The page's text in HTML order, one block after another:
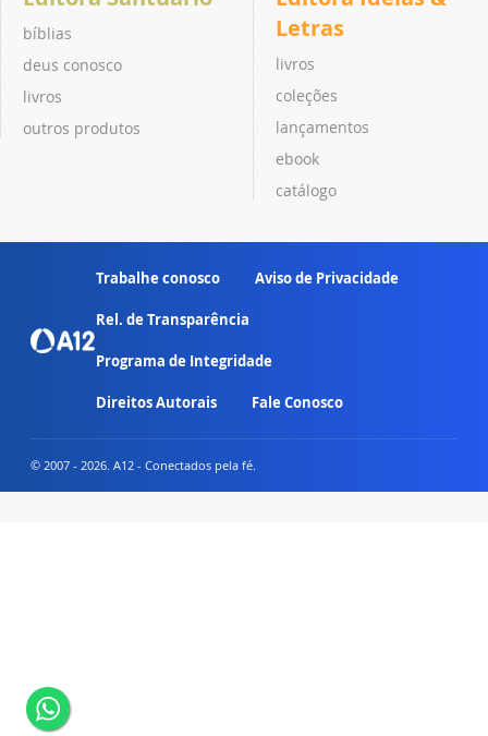
bíblias
deus conosco
livros
outros produtos
Letras
livros
coleções
lançamentos
ebook
catálogo
Trabalhe conosco Aviso de Privacidade
Rel. de Transparência
Programa de Integridade
Direitos Autorais Fale Conosco
© 2007 - 2026. A12 - Conectados pela fé.